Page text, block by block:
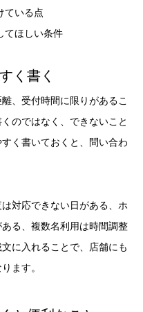
ている点
てほしい条件
く書く
、受付時間に限りがあるこ
のではなく、できないこと
く書いておくと、問い合わ
対応できない日がある、ホ
る、複数名利用は時間調整
に入れることで、店舗にも
ます。